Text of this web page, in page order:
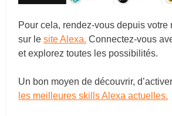
Pour cela, rendez-vous depuis votre
sur lesite Alexa. Connectez-vous
et explorez toutes les possibilités.
Un bon moyen de découvrir,
les meilleures skills Alexa actuelles.